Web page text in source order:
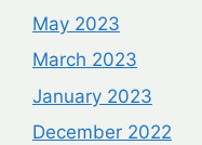
May 2023
March 2023
January 2023
December 2022